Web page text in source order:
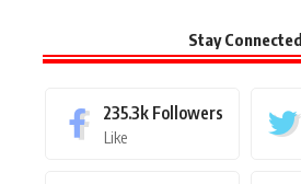
Stay Connected
235.3k Followers
Like